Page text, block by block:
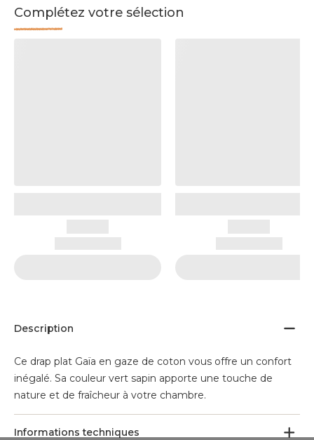
Complétez votre sélection
Description
Ce drap plat Gaïa en gaze de coton vous offre un confort
inégalé. Sa couleur vert sapin apporte une touche de
nature et de fraîcheur à votre chambre.
Informations techniques